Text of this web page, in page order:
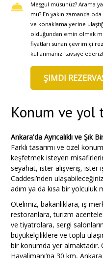
Meşgul müsünüz? Arama
mu? En yakın zamanda
ve konaklama yerine
olduğundan emin olmak
fiyatları sunan çevrimiçi
kullanmanızı tavsiye ederiz!
ŞIMDI
Konum ve yol
Ankara'da Ayrıcalıklı ve Şık
Farklı tasarımı ve özel
keşfetmek isteyen
seyahat, ister alışveriş, ister
Caddesi’nden
adım ya da kısa bir yolculuk
Otelimiz, bakanlıklara, iş
restoranlara, turizm
ve tiyatrolara, sergi
büyükelçiliklere ve toplu
bir konumda yer almaktadır.
Havalimanı’na 30 km,